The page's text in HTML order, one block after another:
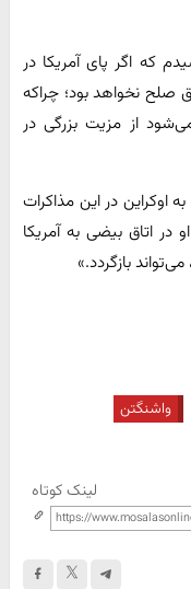
که اگر پای آمریکا در
صلح نخواهد بود؛ چراکه
از مزیت بزرگی در
اوکراین در این مذاکرات
اتاق بیضی به آمریکا
بازگردد.»
واشنگتن
لینک کوتاه